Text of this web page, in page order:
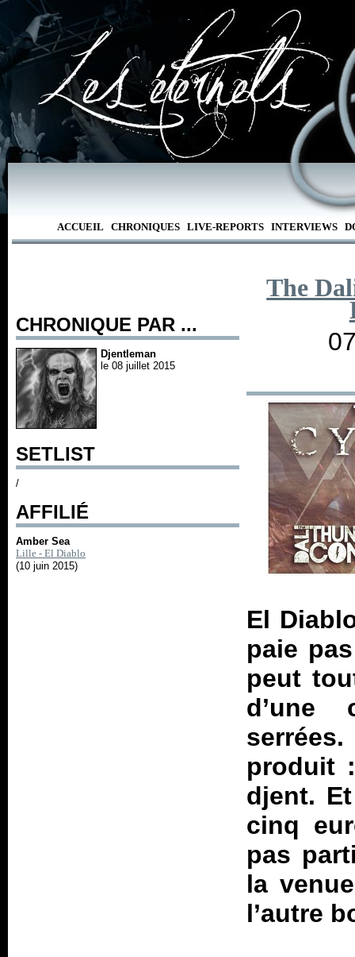
ACCUEIL CHRONIQUES LIVE-REPORTS INTERVIEWS
CHRONIQUE PAR ...
Djentleman
le 08 juillet 2015
SETLIST
/
AFFILIÉ
Amber Sea
Lille - El Diablo
(10 juin 2015)
The
El
paie
peut
d’une
produit
djent.
cinq
pas
la
l’autre